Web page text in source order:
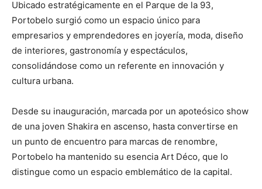
Ubicado estratégicamente en el Parque de la 93,
Portobelo surgió como un espacio único para
empresarios y emprendedores en joyería, moda, diseño
de interiores, gastronomía y espectáculos,
consolidándose como un referente en innovación y
cultura urbana.
Desde su inauguración, marcada por un apoteósico show
de una joven Shakira en ascenso, hasta convertirse en
un punto de encuentro para marcas de renombre,
Portobelo ha mantenido su esencia Art Déco, que lo
distingue como un espacio emblemático de la capital.